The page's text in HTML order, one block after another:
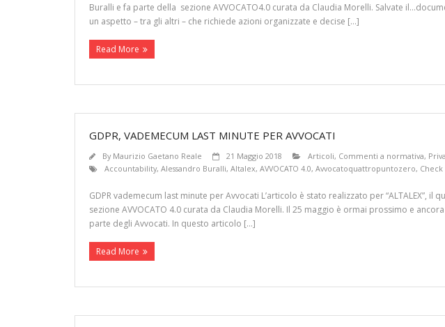
Buralli e fa parte della sezione AVVOCATO4.0 curata da Claudia Morelli. Salvate
un aspetto – tra gli altri – che richiede azioni organizzate e decise […]
Read More
GDPR, VADEMECUM LAST MINUTE PER AVVOCATI
By Maurizio Gaetano Reale 21 Maggio 2018 Articoli, Commenti a normativa,
Accountability, Alessandro Buralli, Altalex, AVVOCATO 4.0, Avvocatoquattropuntozero, Check
GDPR vademecum last minute per Avvocati L’articolo è stato realizzato per
sezione AVVOCATO 4.0 curata da Claudia Morelli. Il 25 maggio è ormai prossimo e
parte degli Avvocati. In questo articolo […]
Read More